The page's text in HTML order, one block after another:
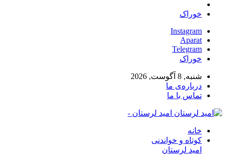
خوراک
Instagram
Aparat
Telegram
خوراک
شنبه, 8 آگوست, 2026
درباره‌ی ما
تماس با ما
امید لرستان -
خانه
کوتاه و خواندنی
امید لرستان